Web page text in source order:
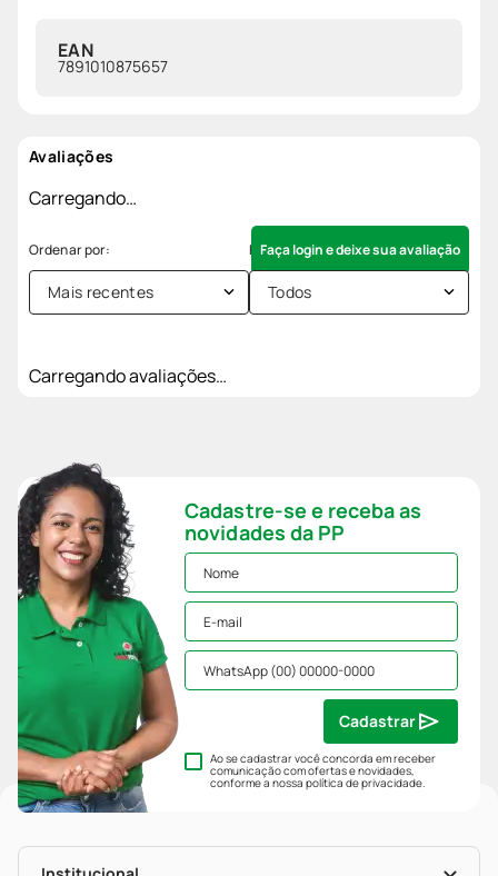
EAN
7891010875657
Avaliações
Carregando…
Faça login e deixe sua avaliação
Mais recentes Todos
Carregando avaliações…
Cadastre-se e receba as
novidades da PP
Ao se cadastrar você concorda em receber
comunicação com ofertas e novidades,
conforme a nossapolítica de privacidade.
Cadastrar